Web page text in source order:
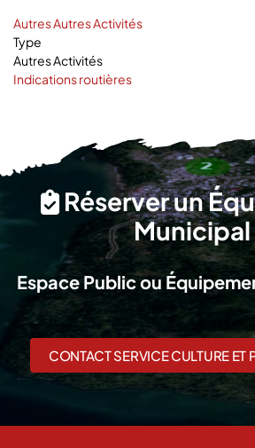
AutresAutres Activités
Type
Autres Activités
Indications routières
Réserver un
Municipal
Espace Public ou
CONTACT SERVICE CULTURE ET